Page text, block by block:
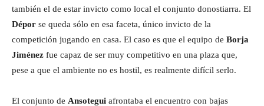
también el de estar invicto como local el conjunto donostiarra. El
Dépor se queda sólo en esa faceta, único invicto de la
competición jugando en casa. El caso es que el equipo de Borja
Jiménez fue capaz de ser muy competitivo en una plaza que,
pese a que el ambiente no es hostil, es realmente difícil serlo.
El conjunto de Ansotegui afrontaba el encuentro con bajas